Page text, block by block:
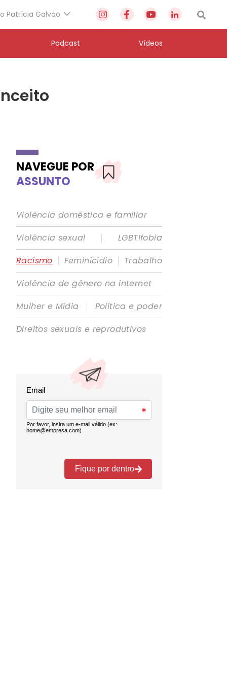
Patrícia Galvão
Podcast Vídeos
NAVEGUE POR
ASSUNTO
Violência doméstica e familiar
Violência sexual
|
LGBTIfobia
Racismo | Feminicídio | Trabalho
Violência de gênero na internet
Mulher e Mídia
|
Política e poder
Direitos sexuais e reprodutivos